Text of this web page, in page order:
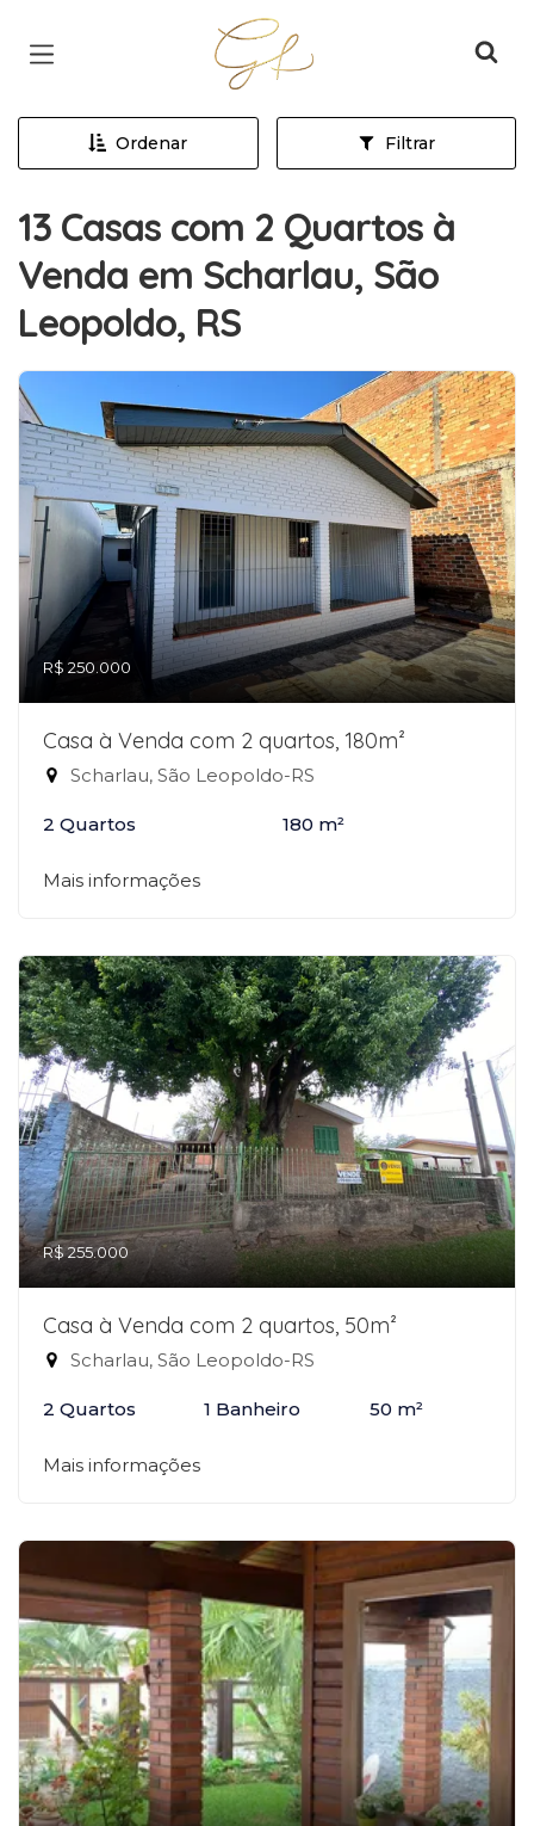
Página inicial
Ordenar Filtrar
13 Casas com 2 Quartos à
Venda em Scharlau, São
Leopoldo, RS
R$ 250.000
Casa à Venda com 2 quartos, 180m²
Scharlau, São Leopoldo-RS
2 Quartos 180 m²
Mais informações
R$ 255.000
Casa à Venda com 2 quartos, 50m²
Scharlau, São Leopoldo-RS
2 Quartos 1 Banheiro 50 m²
Mais informações